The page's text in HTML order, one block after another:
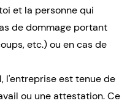
et la personne qui
de dommage portant
etc.) ou en cas de
l'entreprise est tenue de
ou une attestation. Ce